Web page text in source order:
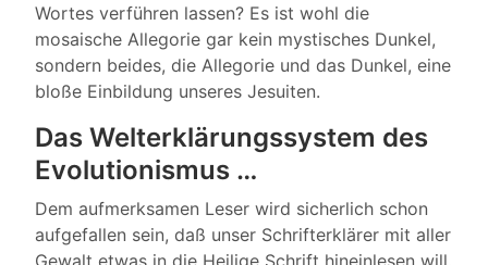
Wortes verführen lassen? Es ist wohl die
mosaische Allegorie gar kein mystisches Dunkel,
sondern beides, die Allegorie und das Dunkel, eine
bloße Einbildung unseres Jesuiten.
Das Welterklärungssystem des
Evolutionismus …
Dem aufmerksamen Leser wird sicherlich schon
aufgefallen sein, daß unser Schrifterklärer mit aller
Gewalt etwas in die Heilige Schrift hineinlesen will,